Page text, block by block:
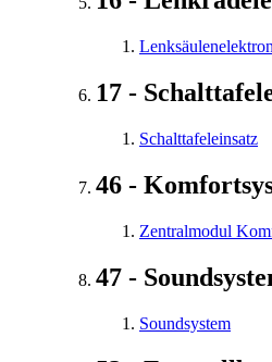
17 -
Schalttafeleinsatz
46 -
Zentralmodul
47 -
Soundsystem